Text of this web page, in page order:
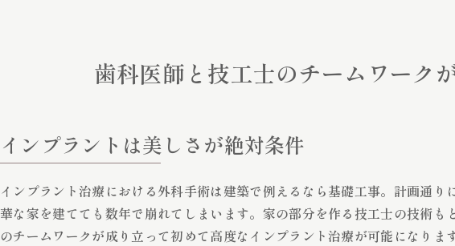
歯科医師と技工士のチームワーク
インプラントは美しさが絶対条件
インプラント治療における外科手術は建築で例えるなら基礎工事。計画通り
華な家を建てても数年で崩れてしまいます。家の部分を作る技工士の技術も
のチームワークが成り立って初めて高度なインプラント治療が可能になりま